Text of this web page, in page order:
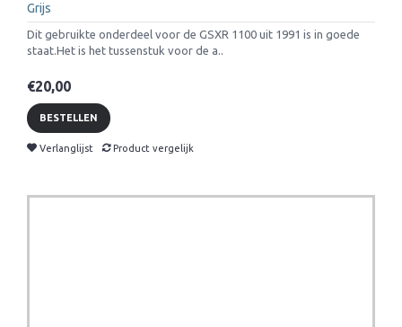
Grijs
Dit gebruikte onderdeel voor de GSXR 1100 uit 1991 is in goede
staat.Het is het tussenstuk voor de a..
€20,00
BESTELLEN
Verlanglijst Product vergelijk